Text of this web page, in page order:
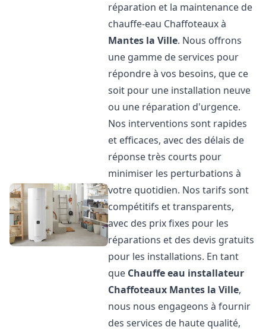
réparation et la maintenance de
chauffe-eau Chaffoteaux à
Mantes la Ville. Nous offrons
une gamme de services pour
répondre à vos besoins, que ce
soit pour une installation neuve
ou une réparation d'urgence.
Nos interventions sont rapides
et efficaces, avec des délais de
réponse très courts pour
minimiser les perturbations à
votre quotidien. Nos tarifs sont
compétitifs et transparents,
avec des prix fixes pour les
réparations et des devis gratuits
pour les installations. En tant
que Chauffe eau installateur
Chaffoteaux Mantes la Ville,
nous nous engageons à fournir
des services de haute qualité,